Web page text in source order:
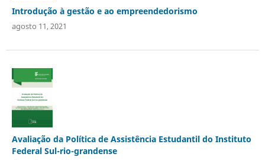
Introdução à gestão e ao empreendedorismo
agosto 11, 2021
Avaliação da Política de Assistência Estudantil do Instituto
Federal Sul-rio-grandense